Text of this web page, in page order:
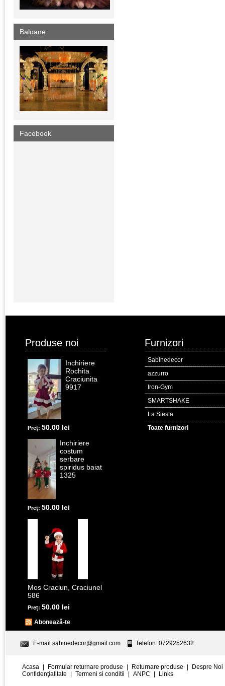
Baloane
Facebook
Produse noi
Inchiriere
Rochita
Craciunita
9917
Preț: 50.00 lei
Inchiriere
costum
serbare
spiridus baiat
1325
Preț: 50.00 lei
Mos Craciun, Craciunel
586
Preț: 50.00 lei
Abonează-te
Furnizori
Sabinedecor
azzurro
Iron-Gym
SMARTSHAKE
La Siesta
Toate furnizori
E-mail sabinedecor@gmail.com Telefon: 0729252632
Acasa Formular returnare produse Returnare produse
Despre Noi
Confidenţialitate
Termeni si conditii ANPC Links